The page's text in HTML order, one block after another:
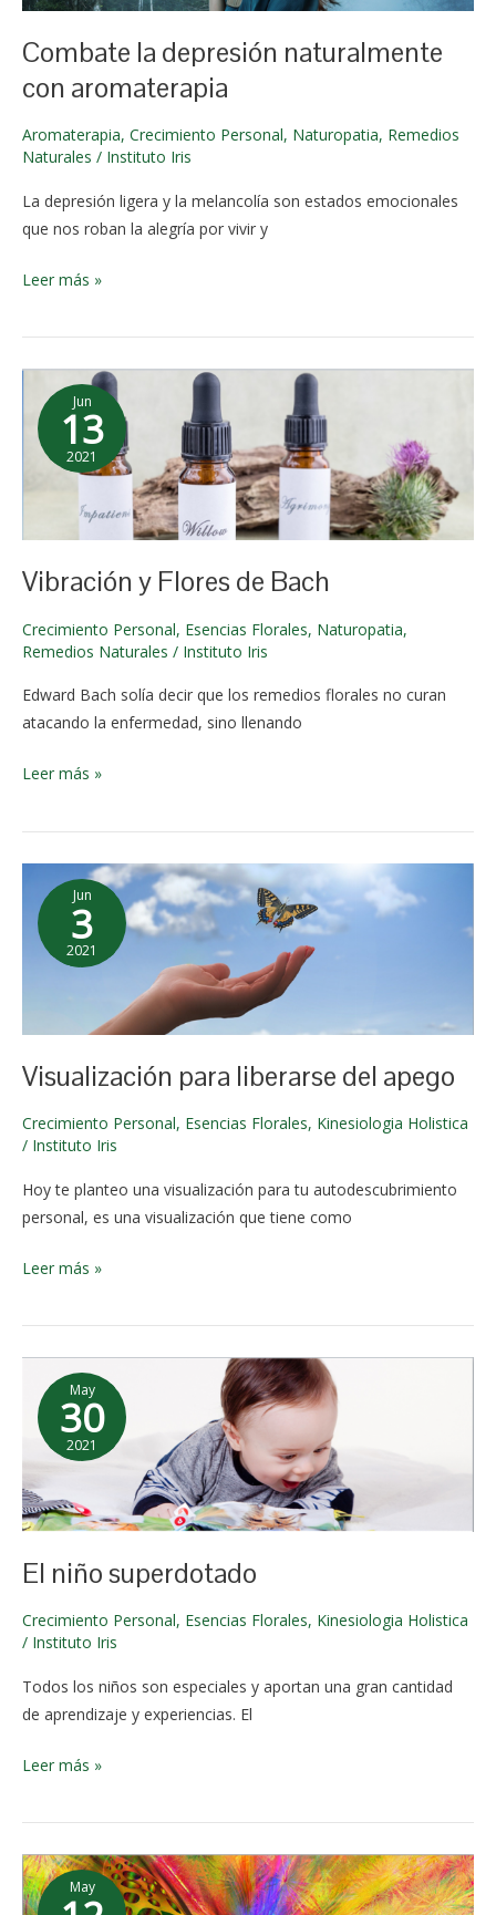
Combate la depresión naturalmente
con aromaterapia
Aromaterapia, Crecimiento Personal, Naturopatia, Remedios
Naturales / Instituto Iris
La depresión ligera y la melancolía son estados emocionales
que nos roban la alegría por vivir y
Leer más »
Jun
13
2021
2 de
junio de
Vibración y Flores de Bach
Crecimiento Personal, Esencias Florales, Naturopatia,
Remedios Naturales / Instituto Iris
Edward Bach solía decir que los remedios florales no curan
atacando la enfermedad, sino llenando
Vibración
Flores
Bach
Leer más »
Jun
3
2021
2 de
Visualización para liberarse del apego
Crecimiento Personal, Esencias Florales, Kinesiologia Holistica
/ Instituto Iris
Hoy te planteo una visualización para tu autodescubrimiento
personal, es una visualización que tiene como
Visualización
para
liberarse
Leer más »
May
30
2021
2 de
junio de
2024
El niño superdotado
Crecimiento Personal, Esencias Florales, Kinesiologia Holistica
/ Instituto Iris
Todos los niños son especiales y aportan una gran cantidad
de aprendizaje y experiencias. El
niño
superdotado
Leer más »
May
¿Que
es